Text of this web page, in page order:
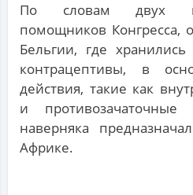
По словам двух
помощников Конгресса,
Бельгии, где
контрацептивы, в
действия, такие как
и противозачаточные
наверняка
Африке.